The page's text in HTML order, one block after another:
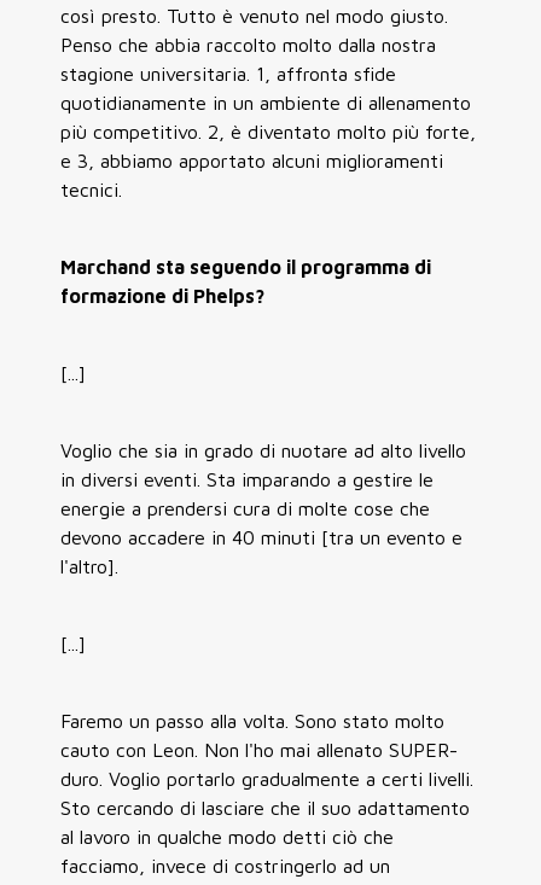
così presto. Tutto è venuto nel modo giusto.
Penso che abbia raccolto molto dalla nostra
stagione universitaria. 1, affronta sfide
quotidianamente in un ambiente di allenamento
più competitivo. 2, è diventato molto più forte,
e 3, abbiamo apportato alcuni miglioramenti
tecnici.
Marchand sta seguendo il programma di
formazione di Phelps?
[...]
Voglio che sia in grado di nuotare ad alto livello
in diversi eventi. Sta imparando a gestire le
energie a prendersi cura di molte cose che
devono accadere in 40 minuti [tra un evento e
l'altro].
[...]
Faremo un passo alla volta. Sono stato molto
cauto con Leon. Non l'ho mai allenato SUPER-
duro. Voglio portarlo gradualmente a certi livelli.
Sto cercando di lasciare che il suo adattamento
al lavoro in qualche modo detti ciò che
facciamo, invece di costringerlo ad un